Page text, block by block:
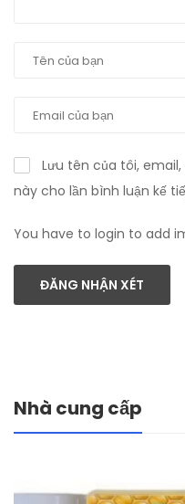
Lưu tên của tôi,
này cho lần bình luận kế
You have to login to add
ĐĂNG NHẬN XÉT
Nhà cung cấp